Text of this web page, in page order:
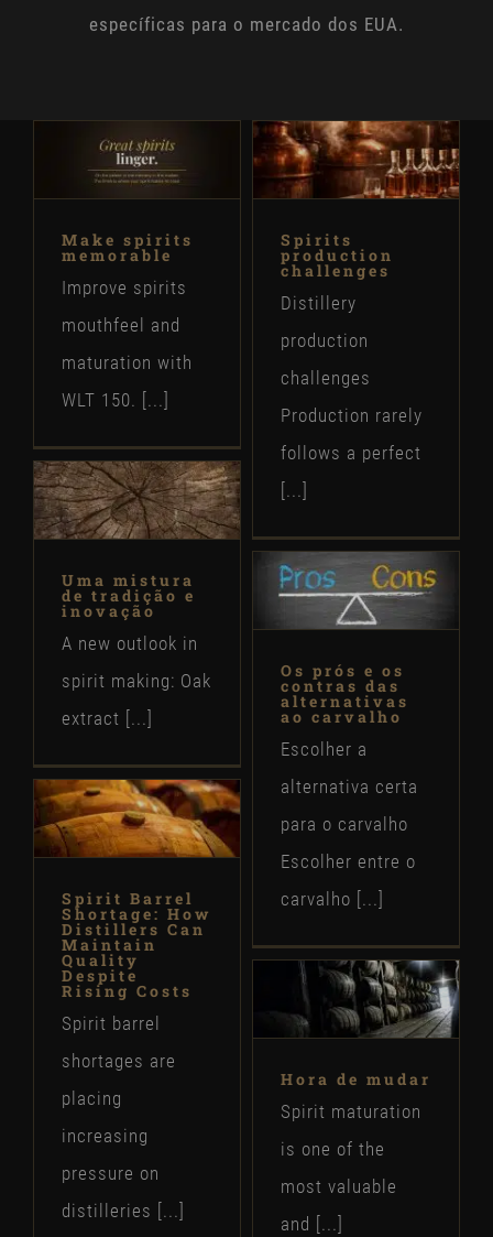
específicas para o mercado dos EUA.
Make spirits
memorable
Improve spirits
mouthfeel and
maturation with
WLT 150. [...]
Spirits
production
challenges
Distillery
production
challenges
Production rarely
follows a perfect
[...]
Uma mistura
de tradição e
inovação
A new outlook in
spirit making: Oak
extract [...]
Os prós e os
contras das
alternativas
ao carvalho
Escolher a
alternativa certa
para o carvalho
Escolher entre o
carvalho [...]
Spirit Barrel
Shortage: How
Distillers Can
Maintain
Quality
Despite
Rising Costs
Spirit barrel
shortages are
placing
increasing
pressure on
distilleries [...]
Hora de mudar
Spirit maturation
is one of the
most valuable
and [...]